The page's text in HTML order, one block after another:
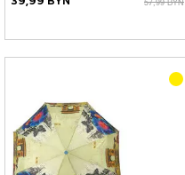
57,99 BYN